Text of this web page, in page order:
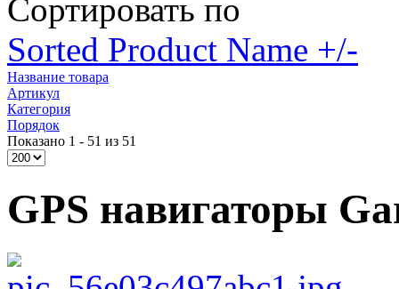
Сортировать по
Sorted Product Name +/-
Название товара
Артикул
Категория
Порядок
Показано 1 - 51 из 51
GPS навигаторы